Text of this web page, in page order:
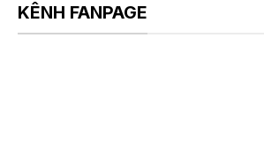
KÊNH FANPAGE